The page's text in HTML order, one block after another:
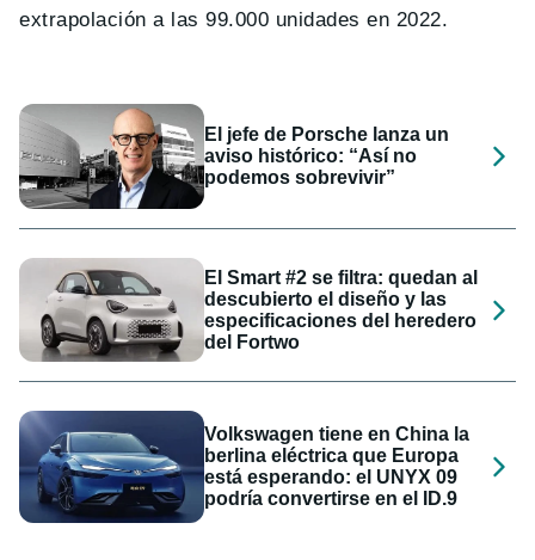
extrapolación a las 99.000 unidades en 2022.
El jefe de Porsche lanza un
aviso histórico: “Así no
podemos sobrevivir”
El Smart #2 se filtra: quedan al
descubierto el diseño y las
especificaciones del heredero
del Fortwo
Volkswagen tiene en China la
berlina eléctrica que Europa
está esperando: el UNYX 09
podría convertirse en el ID.9